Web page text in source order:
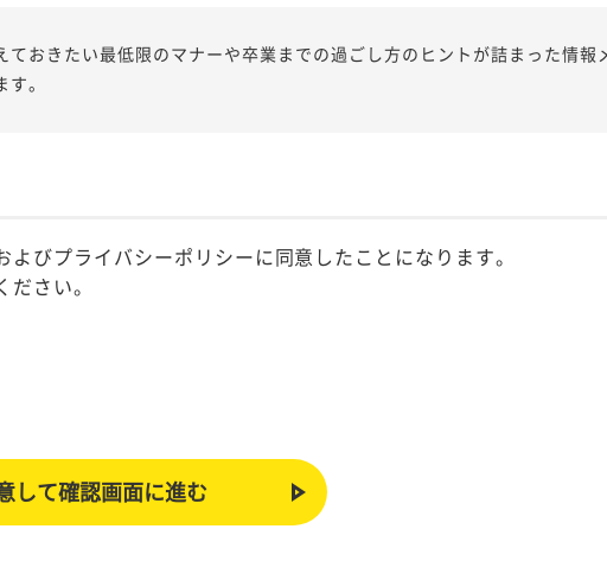
ておきたい最低限のマナーや卒業までの過ごし方のヒントが詰まった情報
す。
びプライバシーポリシーに同意したことになります。
ださい。